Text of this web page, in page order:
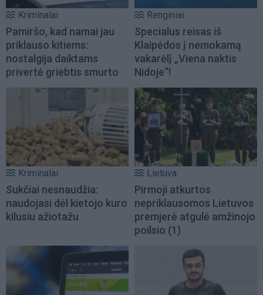
Kriminalai
Pamiršo, kad namai jau
priklauso kitiems:
nostalgija daiktams
privertė griebtis smurto
Renginiai
Specialus reisas iš
Klaipėdos į nemokamą
vakarėlį „Viena naktis
Nidoje“!
Kriminalai
Sukčiai nesnaudžia:
naudojasi dėl kietojo kuro
kilusiu ažiotažu
Lietuva
Pirmoji atkurtos
nepriklausomos Lietuvos
premjerė atgulė amžinojo
poilsio (1)